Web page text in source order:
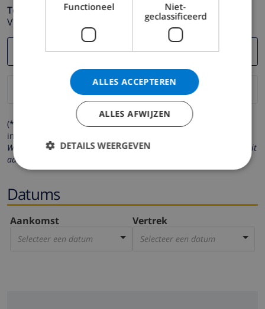
Telefoonnummer *
Voor het geval dat uw e-mail adres niet correct werkt.
(* de velden met een sterretje moeten verplicht worden
ingevuld )
Wij respecteren uw privacy. Uw persoonlijke gegevens worden nooit
aan derden verstrekt.
Datums
Aankomst
Selecteer een datum
Vertrek
Selecteer een datum
Functioneel
Niet-
geclassificeerd
ALLES ACCEPTEREN
ALLES AFWIJZEN
DETAILS WEERGEVEN